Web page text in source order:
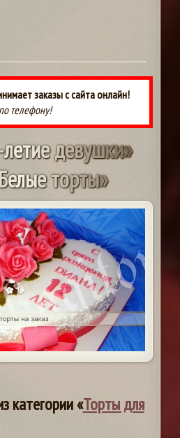
заказы с сайта онлайн!
телефону!
летиедевушки»
елыеторты»
категории «Торты для